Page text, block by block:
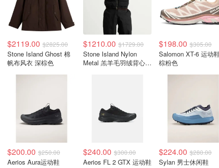
$2119.00 $2825.00
Stone Island Ghost 棉
帆布风衣 深棕色
$1210.00 $1729.00
Stone Island Nylon
Metal 羔羊毛羽绒背心
$198.00 $305.00
Salomon XT-6 运动
棕粉色
$200.00 $250.00
Aerios Aura运动鞋
$240.00 $300.00
Aerios FL 2 GTX 运动鞋
$224.00 $280.00
Sylan 男士休闲鞋